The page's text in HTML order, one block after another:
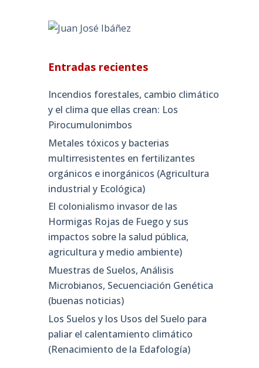
Entradas recientes
Incendios forestales, cambio climático
y el clima que ellas crean: Los
Pirocumulonimbos
Metales tóxicos y bacterias
multirresistentes en fertilizantes
orgánicos e inorgánicos (Agricultura
industrial y Ecológica)
El colonialismo invasor de las
Hormigas Rojas de Fuego y sus
impactos sobre la salud pública,
agricultura y medio ambiente)
Muestras de Suelos, Análisis
Microbianos, Secuenciación Genética
(buenas noticias)
Los Suelos y los Usos del Suelo para
paliar el calentamiento climático
(Renacimiento de la Edafología)